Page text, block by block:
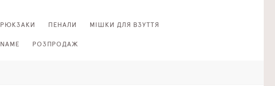
ПЕНАЛИ МІШКИ ДЛЯ ВЗУТТЯ
РОЗПРОДАЖ